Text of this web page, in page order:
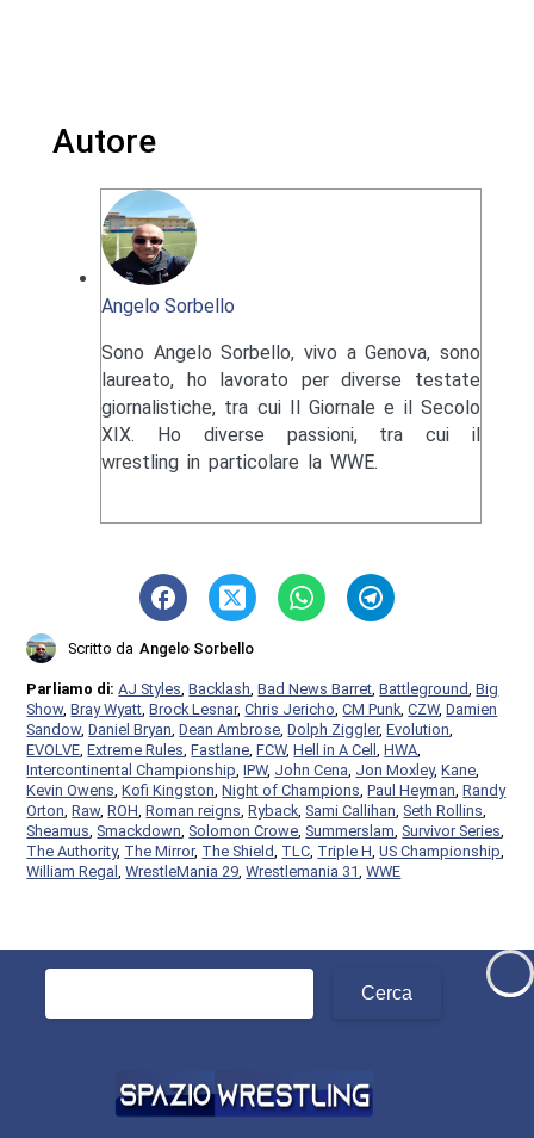
Autore
Angelo Sorbello
Sono Angelo Sorbello, vivo a Genova, sono
laureato, ho lavorato per diverse testate
giornalistiche, tra cui Il Giornale e il Secolo
XIX. Ho diverse passioni, tra cui il
wrestling in particolare la WWE.
Scritto da Angelo Sorbello
Parliamo di:AJ Styles ,Backlash ,Bad News Barret ,Battleground ,Big
Show,Bray Wyatt ,Brock Lesnar,Chris Jericho ,CM Punk ,CZW,Damien
Sandow,Daniel Bryan ,Dean Ambrose ,Dolph Ziggler,Evolution
EVOLVE ,Extreme Rules ,Fastlane ,FCW,Hell in A Cell ,HWA
Intercontinental Championship ,IPW, John Cena Jon Moxley,Kane
Kevin Owens ,Kofi Kingston ,Night of Champions ,Paul Heyman ,Randy
Orton ,Raw,ROH ,Roman reigns ,Ryback ,Sami Callihan ,Seth Rollins
Sheamus ,Smackdown ,Solomon Crowe ,Summerslam ,Survivor Series
The Authority, The Mirror, The Shield TLC Triple H ,US Championship
William Regal ,WrestleMania 29 ,Wrestlemania 31 ,WWE